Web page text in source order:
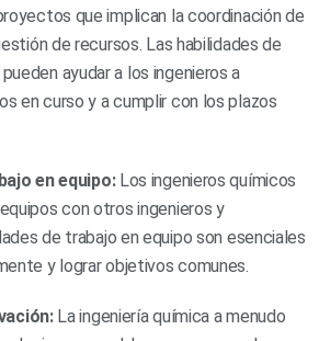
que implican la coordinación de
de recursos. Las habilidades de
ayudar a los ingenieros a
en curso y a cumplir con los plazos
en equipo:Los ingenieros químicos
con otros ingenieros y
de trabajo en equipo son esenciales
y lograr objetivos comunes.
La ingeniería química a menudo